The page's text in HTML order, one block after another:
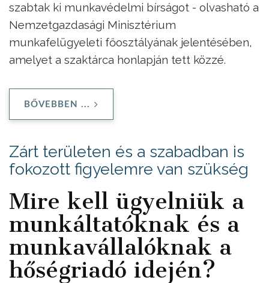
szabtak ki munkavédelmi bírságot - olvasható a
Nemzetgazdasági Minisztérium
munkafelügyeleti főosztályának jelentésében,
amelyet a szaktárca honlapján tett közzé.
BŐVEBBEN ...
Zárt területen és a szabadban is
fokozott figyelemre van szükség
Mire kell ügyelniük a
munkáltatóknak és a
munkavállalóknak a
hőségriadó idején?